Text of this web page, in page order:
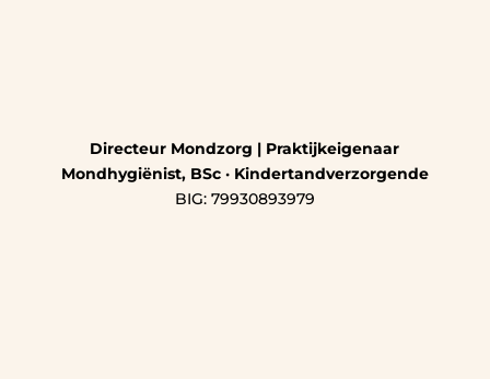
Directeur Mondzorg | Praktijkeigenaar
Mondhygiënist, BSc · Kindertandverzorgende
BIG: 79930893979